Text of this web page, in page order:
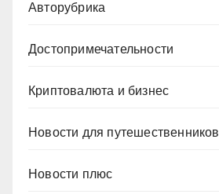
Авторубрика
Достопримечательности
Криптовалюта и бизнес
Новости для путешественников
Новости плюс